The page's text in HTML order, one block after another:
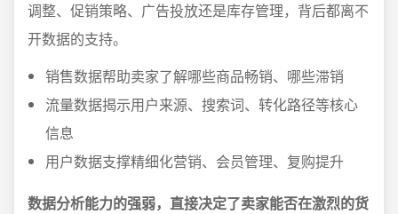
调整、促销策略、广告投放还是库存管理，背后都离不
开数据的支持。
销售数据帮助卖家了解哪些商品畅销、哪些滞销
流量数据揭示用户来源、搜索词、转化路径等核心
信息
用户数据支撑精细化营销、会员管理、复购提升
数据分析能力的强弱，直接决定了卖家能否在激烈的货